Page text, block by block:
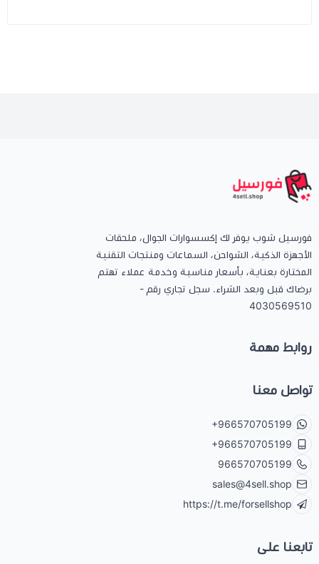
فورسيل شوب يوفر لك إكسسوارات الجوال، ملحقات
الأجهزة الذكية، الشواحن، السماعات ومنتجات التقنية
المختارة بعناية، بأسعار مناسبة وخدمة عملاء تهتم
برضاك قبل وبعد الشراء. سجل تجاري رقم -
4030569510
روابط مهمة
تواصل معنا
+966570705199
+966570705199
966570705199
sales@4sell.shop
https://t.me/forsellshop
تابعنا على